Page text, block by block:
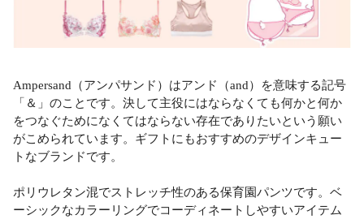
Ampersand（アンパサンド）はアンド（and）を意味する記号
「＆」のことです。決して主役にはならなくても何かと何か
をつなぐためになくてはならない存在でありたいという願い
がこめられています。ギフトにもおすすめのデザインキュー
トなブランドです。
ポリウレタン混でストレッチ性のある保育園パンツです。ベ
ーシックなカラーリングでコーディネートしやすいアイテム